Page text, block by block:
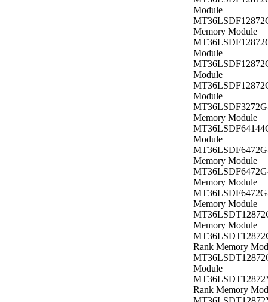
Module
Memory Module
Module
Module
Module
Memory Module
Module
Memory Module
Memory Module
Memory Module
Memory Module
Rank Memory
Module
Rank Memory